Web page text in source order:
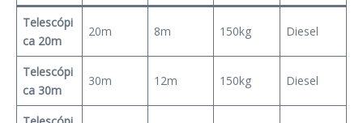
Telescópi
ca 20m
20m 8m 150kg Diesel
Telescópi
ca 30m
30m 12m 150kg Diesel